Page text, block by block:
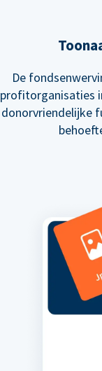
De
profitorganisaties
donorvriendelijke